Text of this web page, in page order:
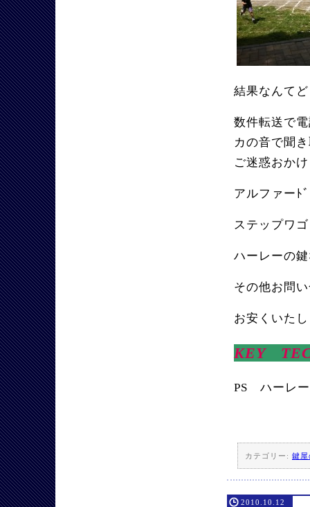
結果なんて
数件転送で
カの音で聞
ご迷惑おか
アルファーﾄ
ステップワ
ハーレーの
その他お問
お安くいた
KEY
PS ハーレー
カテゴリー: 鍵屋
2010.10.12